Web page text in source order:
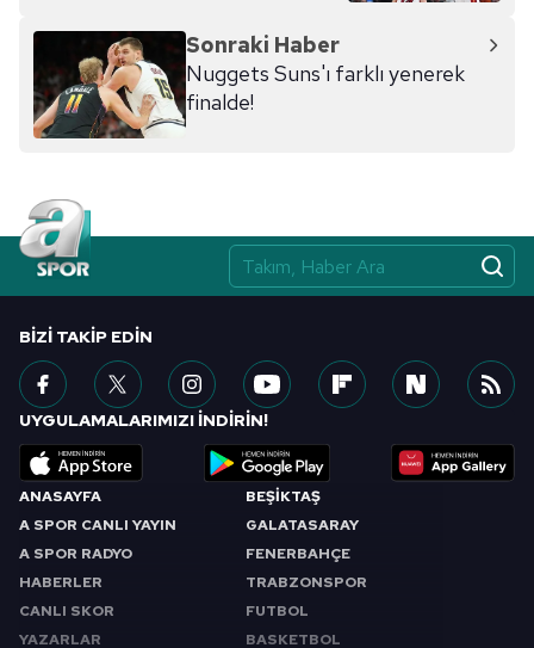
Sonraki Haber
Nuggets Suns'ı farklı yenerek
finalde!
ANASAYFA
A SPOR CANLI YAYIN
A SPOR RADYO
HABERLER
CANLI SKOR
YAZARLAR
BEŞİKTAŞ
GALATASARAY
FENERBAHÇE
TRABZONSPOR
FUTBOL
BASKETBOL
BIZI TAKIP EDIN
UYGULAMALARIMIZI İNDİRİN!